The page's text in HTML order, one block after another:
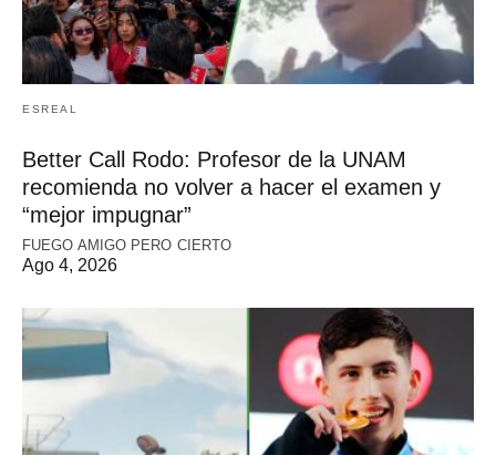
ESREAL
Better Call Rodo: Profesor de la UNAM
recomienda no volver a hacer el examen y
“mejor impugnar”
FUEGO AMIGO PERO CIERTO
Ago 4, 2026